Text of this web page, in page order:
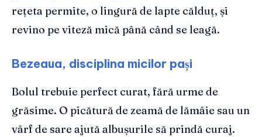
rețeta permite, o lingură de lapte călduț, și
revino pe viteză mică până când se leagă.
Bezeaua, disciplina micilor pași
Bolul trebuie perfect curat, fără urme de
grăsime. O picătură de zeamă de lămâie sau un
vârf de sare ajută albușurile să prindă curaj.